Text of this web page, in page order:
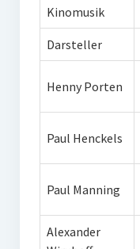
Kinomusik
Darsteller
Henny Porten
Paul Henckels
Paul Manning
Alexander